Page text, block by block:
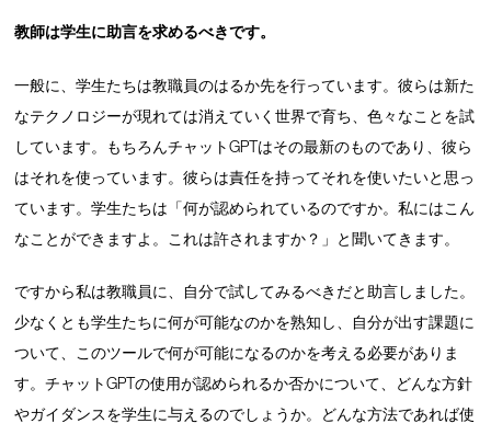
教師は学生に助言を求めるべきです。
一般に、学生たちは教職員のはるか先を行っています。彼らは新た
なテクノロジーが現れては消えていく世界で育ち、色々なことを試
しています。もちろんチャットGPTはその最新のものであり、彼ら
はそれを使っています。彼らは責任を持ってそれを使いたいと思っ
ています。学生たちは「何が認められているのですか。私にはこん
なことができますよ。これは許されますか？」と聞いてきます。
ですから私は教職員に、自分で試してみるべきだと助言しました。
少なくとも学生たちに何が可能なのかを熟知し、自分が出す課題に
ついて、このツールで何が可能になるのかを考える必要がありま
す。チャットGPTの使用が認められるか否かについて、どんな方針
やガイダンスを学生に与えるのでしょうか。どんな方法であれば使